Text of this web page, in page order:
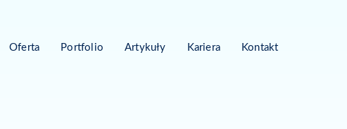
Oferta Portfolio Artykuły Kariera Kontakt